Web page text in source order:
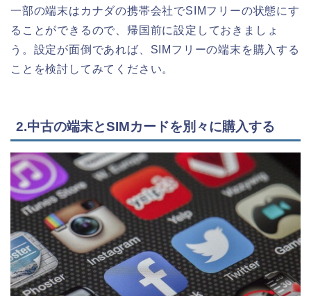
一部の端末はカナダの携帯会社でSIMフリーの状態にす
ることができるので、帰国前に設定しておきましょ
う。設定が面倒であれば、SIMフリーの端末を購入する
ことを検討してみてください。
2.中古の端末とSIMカードを別々に購入する